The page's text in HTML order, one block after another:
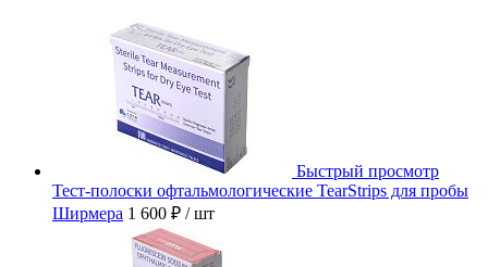
Быстрый просмотр
Тест-полоски офтальмологические TearStrips для пробы
Ширмера 1 600 ₽ / шт